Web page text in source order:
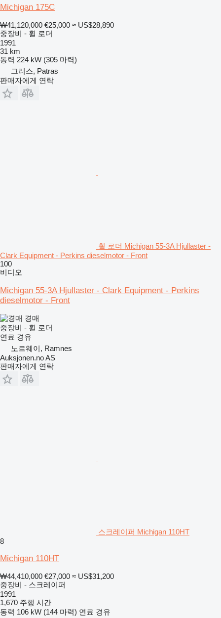
Michigan 175C
₩41,120,000 €25,000 ≈ US$28,890
중장비 - 휠 로더
1991
31 km
동력 224 kW (305 마력)
그리스, Patras
판매자에게 연락
휠 로더 Michigan 55-3A Hjullaster -
Clark Equipment - Perkins dieselmotor - Front
100
비디오
Michigan 55-3A Hjullaster - Clark Equipment - Perkins
dieselmotor - Front
경매
중장비 - 휠 로더
연료 경유
노르웨이, Ramnes
Auksjonen.no AS
판매자에게 연락
스크레이퍼 Michigan 110HT
8
Michigan 110HT
₩44,410,000 €27,000 ≈ US$31,200
중장비 - 스크레이퍼
1991
1,670 주행 시간
동력 106 kW (144 마력) 연료 경유